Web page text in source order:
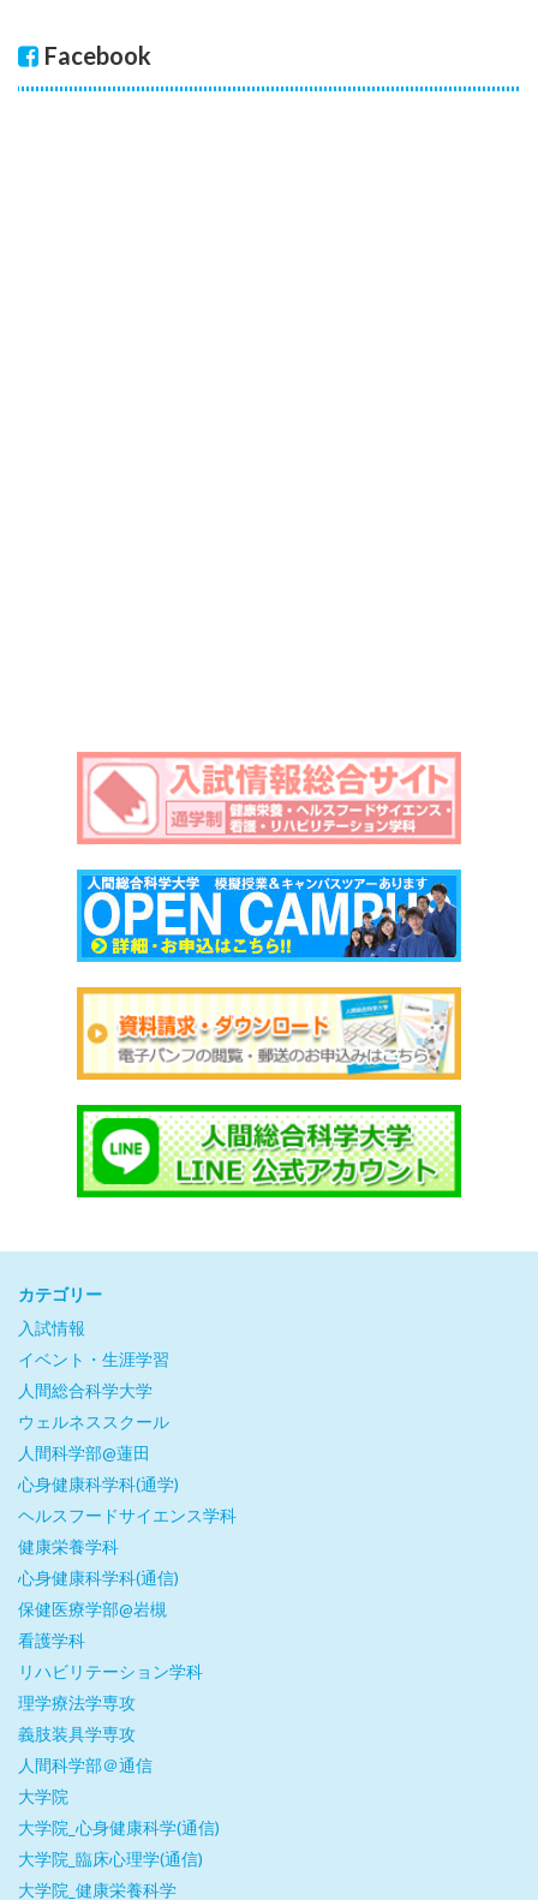
Facebook
カテゴリー
入試情報
イベント・生涯学習
人間総合科学大学
ウェルネススクール
人間科学部@蓮田
心身健康科学科(通学)
ヘルスフードサイエンス学科
健康栄養学科
心身健康科学科(通信)
保健医療学部@岩槻
看護学科
リハビリテーション学科
理学療法学専攻
義肢装具学専攻
人間科学部＠通信
大学院
大学院_心身健康科学(通信)
大学院_臨床心理学(通信)
大学院_健康栄養科学